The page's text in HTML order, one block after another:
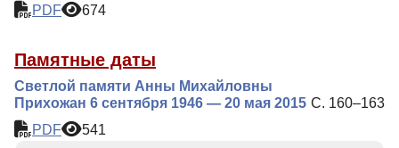
PDF
674
Памятные даты
Светлой памяти Анны Михайловны
Прихожан 6 сентября 1946 — 20 мая 2015 С. 160–163
PDF
541